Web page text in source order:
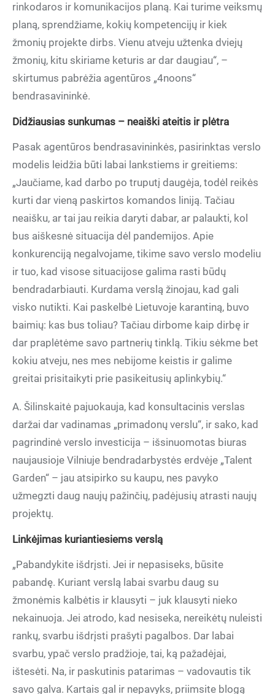
rinkodaros ir komunikacijos planą. Kai turime veiksmų
planą, sprendžiame, kokių kompetencijų ir kiek
žmonių projekte dirbs. Vienu atveju užtenka dviejų
žmonių, kitu skiriame keturis ar dar daugiau“, –
skirtumus pabrėžia agentūros „4noons“
bendrasavininkė.
Didžiausias sunkumas – neaiški ateitis ir plėtra
Pasak agentūros bendrasavininkės, pasirinktas verslo
modelis leidžia būti labai lankstiems ir greitiems:
„Jaučiame, kad darbo po truputį daugėja, todėl reikės
kurti dar vieną paskirtos komandos liniją. Tačiau
neaišku, ar tai jau reikia daryti dabar, ar palaukti, kol
bus aiškesnė situacija dėl pandemijos. Apie
konkurenciją negalvojame, tikime savo verslo modeliu
ir tuo, kad visose situacijose galima rasti būdų
bendradarbiauti. Kurdama verslą žinojau, kad gali
visko nutikti. Kai paskelbė Lietuvoje karantiną, buvo
baimių: kas bus toliau? Tačiau dirbome kaip dirbę ir
dar praplėtėme savo partnerių tinklą. Tikiu sėkme bet
kokiu atveju, nes mes nebijome keistis ir galime
greitai prisitaikyti prie pasikeitusių aplinkybių.“
A. Šilinskaitė pajuokauja, kad konsultacinis verslas
daržai dar vadinamas „primadonų verslu“, ir sako, kad
pagrindinė verslo investicija – išsinuomotas biuras
naujausioje Vilniuje bendradarbystės erdvėje „Talent
Garden“ – jau atsipirko su kaupu, nes pavyko
užmegzti daug naujų pažinčių, padėjusių atrasti naujų
projektų.
Linkėjimas kuriantiesiems verslą
„Pabandykite išdrįsti. Jei ir nepasiseks, būsite
pabandę. Kuriant verslą labai svarbu daug su
žmonėmis kalbėtis ir klausyti – juk klausyti nieko
nekainuoja. Jei atrodo, kad nesiseka, nereikėtų nuleisti
rankų, svarbu išdrįsti prašyti pagalbos. Dar labai
svarbu, ypač verslo pradžioje, tai, ką pažadėjai,
ištesėti. Na, ir paskutinis patarimas – vadovautis tik
savo galva. Kartais gal ir nepavyks, priimsite blogą